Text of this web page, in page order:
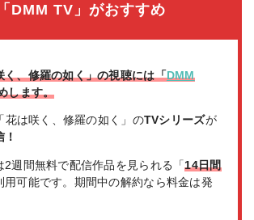
「DMM TV」がおすすめ
く、修羅の如く」の視聴には「DMM
します。
花は咲く、修羅の如く」のTVシリーズが
2週間無料で配信作品を見られる「14日間
用可能です。期間中の解約なら料金は発